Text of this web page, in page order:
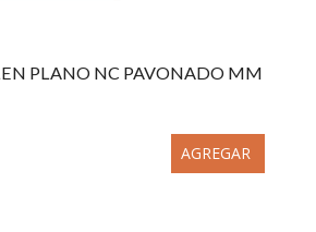
PLANO NC PAVONADO MM
AGREGAR